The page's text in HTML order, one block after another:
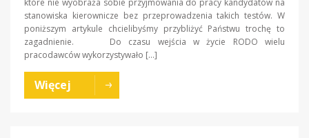
stanowiska kierownicze bez przeprowadzenia takich testów. W
poniższym artykule chcielibyśmy przybliżyć Państwu trochę to
zagadnienie. Do czasu wejścia w życie RODO wielu
pracodawców wykorzystywało […]
Więcej